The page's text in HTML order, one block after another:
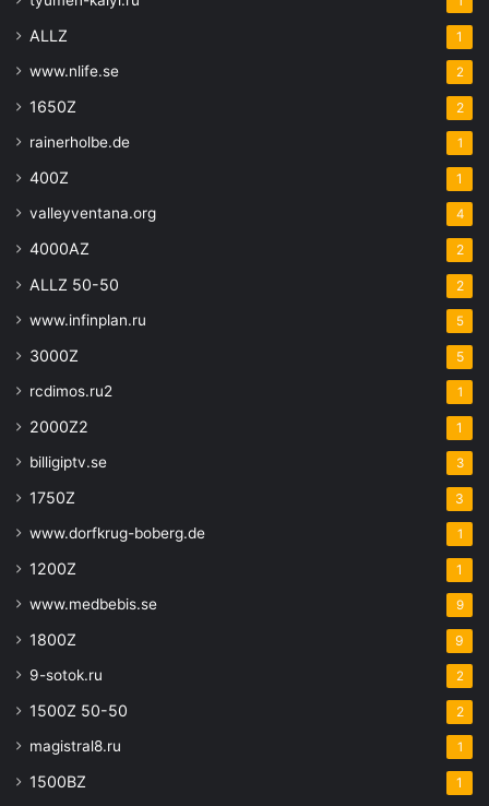
ALLZ 1
www.nlife.se 2
1650Z 2
rainerholbe.de 1
400Z 1
valleyventana.org 4
4000AZ 2
ALLZ 50-50 2
www.infinplan.ru 5
3000Z 5
rcdimos.ru2 1
2000Z2 1
billigiptv.se 3
1750Z 3
www.dorfkrug-boberg.de 1
1200Z 1
www.medbebis.se 9
1800Z 9
9-sotok.ru 2
1500Z 50-50 2
magistral8.ru 1
1500BZ 1